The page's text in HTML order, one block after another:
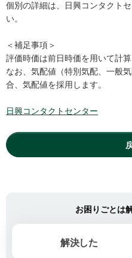
個別の詳細は、日興コンタクト
い。
＜補足事項＞
評価時価は前日時価を用いて計算
なお、気配値（特別気配、一般
合、気配値を採用します。
日興コンタクトセンター
お困りごとは
解決した